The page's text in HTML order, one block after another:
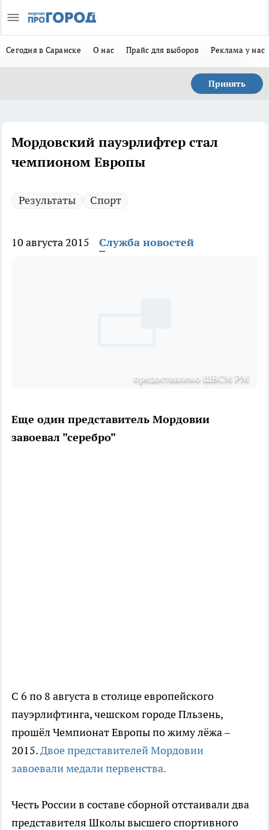
Сегодня в Саранске О нас Прайс для выборов Реклама у нас
Принять
Мордовский пауэрлифтер стал
чемпионом Европы
Результаты Спорт
10 августа 2015 Служба новостей
предоставлено ШВСМ РМ
Еще один представитель Мордовии
завоевал "серебро"
С 6 по 8 августа в столице европейского
пауэрлифтинга, чешском городе Пльзень,
прошёл Чемпионат Европы по жиму лёжа –
2015.Двое представителей Мордовии
завоевали медали первенства.
Честь России в составе сборной отстаивали два
представителя Школы высшего спортивного